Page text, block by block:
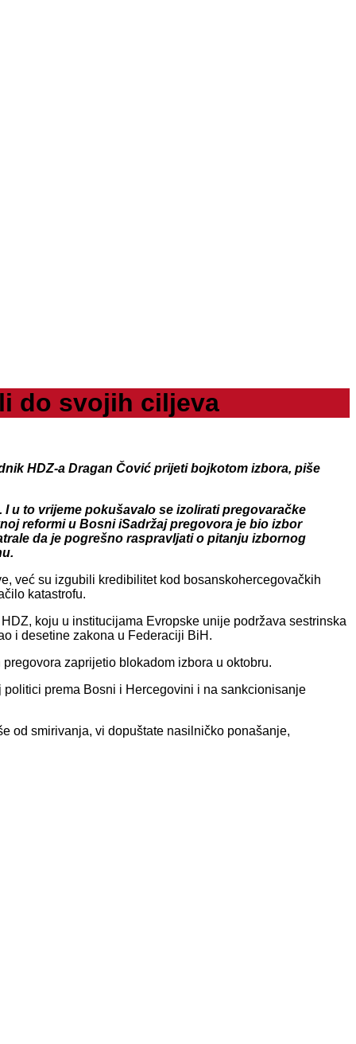
do svojih ciljeva
HDZ-a Dragan Čović prijeti bojkotom izbora, piše
u to vrijeme pokušavalo se izolirati pregovaračke
reformi u Bosni iSadržaj pregovora je bio izbor
da je pogrešno raspravljati o pitanju izbornog
već su izgubili kredibilitet kod bosanskohercegovačkih
katastrofu.
koju u institucijama Evropske unije podržava sestrinska
i desetine zakona u Federaciji BiH.
zaprijetio blokadom izbora u oktobru.
prema Bosni i Hercegovini i na sankcionisanje
od smirivanja, vi dopuštate nasilničko ponašanje,